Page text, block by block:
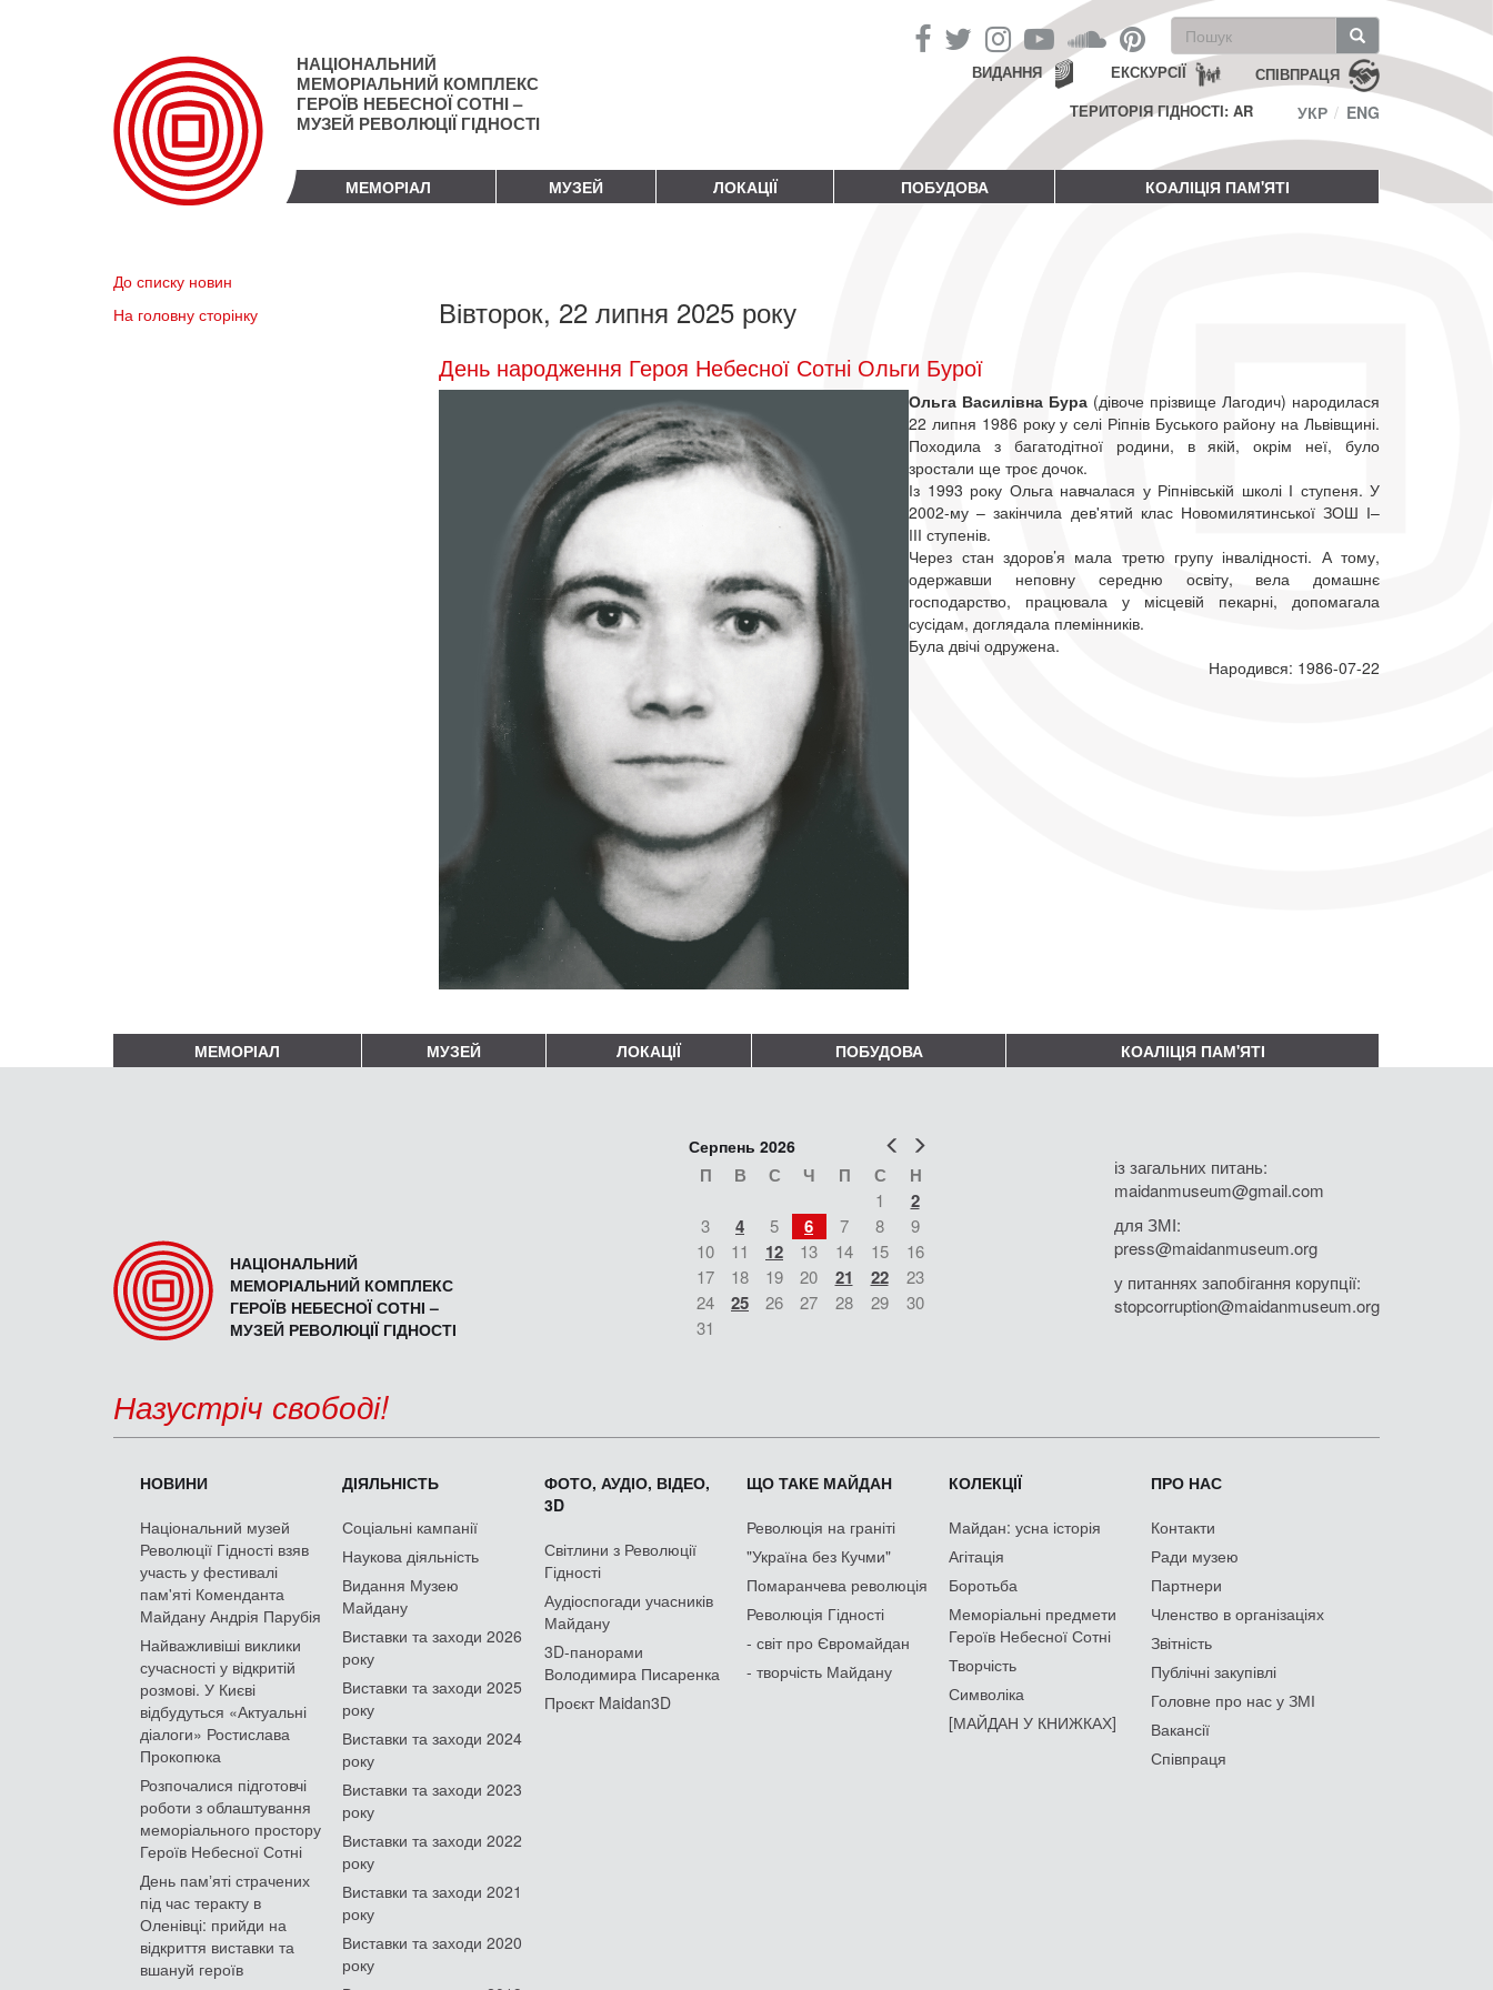
НАЦІОНАЛЬНИЙ
МЕМОРІАЛЬНИЙ КОМПЛЕКС
ГЕРОЇВ НЕБЕСНОЇ СОТНІ –
МУЗЕЙ РЕВОЛЮЦІЇ ГІДНОСТІ
Пошукова
форма
Пошук СПІВПРАЦЯ
ЕКСКУРСІЇ
ВИДАННЯ
ТЕРИТОРІЯ ГІДНОСТІ: AR
УКР ENG
МЕМОРІАЛ МУЗЕЙ ЛОКАЦІЇ ПОБУДОВА КОАЛІЦІЯ ПАМ'ЯТІ
До списку новин
На головну сторінку
Вівторок, 22 липня 2025 року
День народження Героя Небесної Сотні Ольги Бурої
Ольга Василівна Бура (дівоче прізвище Лагодич) народилася
22 липня 1986 року у селі Ріпнів Буського району на Львівщині.
Походила з багатодітної родини, в якій, окрім неї, було
зростали ще троє дочок.
Із 1993 року Ольга навчалася у Ріпнівській школі І ступеня. У
2002-му – закінчила дев'ятий клас Новомилятинської ЗОШ І–
ІІІ ступенів.
Через стан здоров’я мала третю групу інвалідності. А тому,
одержавши неповну середню освіту, вела домашнє
господарство, працювала у місцевій пекарні, допомагала
сусідам, доглядала племінників.
Була двічі одружена.
Народився: 1986-07-22
МЕМОРІАЛ МУЗЕЙ ЛОКАЦІЇ ПОБУДОВА КОАЛІЦІЯ ПАМ'ЯТІ
НАЦІОНАЛЬНИЙ
МЕМОРІАЛЬНИЙ КОМПЛЕКС
ГЕРОЇВ НЕБЕСНОЇ СОТНІ –
МУЗЕЙ РЕВОЛЮЦІЇ ГІДНОСТІ
Попер
Серпень 2026
П В С Ч П С Н
1 2
3 4 5 6 7 8
9
10
11 12 13 14 15
16
17
18 19 20 21 22
23
24
25 26 27 28 29
30
31
із загальних питань:
maidanmuseum@gmail.com
для ЗМІ:
press@maidanmuseum.org
у питаннях запобігання корупції:
stopcorruption@maidanmuseum.org
Назустріч свободі!
НОВИНИ
Національний музей
Революції Гідності взяв
участь у фестивалі
пам'яті Коменданта
Майдану Андрія Парубія
Найважливіші виклики
сучасності у відкритій
розмові. У Києві
відбудуться «Актуальні
діалоги» Ростислава
Прокопюка
Розпочалися підготовчі
роботи з облаштування
меморіального простору
Героїв Небесної Сотні
День памʼяті страчених
під час теракту в
Оленівці: прийди на
відкриття виставки та
вшануй героїв
ДІЯЛЬНІСТЬ
Соціальні кампанії
Наукова діяльність
Видання Музею
Майдану
Виставки та заходи 2026
року
Виставки та заходи 2025
року
Виставки та заходи 2024
року
Виставки та заходи 2023
року
Виставки та заходи 2022
року
Виставки та заходи 2021
року
Виставки та заходи 2020
року
ФОТО, АУДІО, ВІДЕО,
3D
Світлини з Революції
Гідності
Аудіоспогади учасників
Майдану
3D-панорами
Володимира Писаренка
Проєкт Maidan3D
ЩО ТАКЕ МАЙДАН
Революція на граніті
"Україна без Кучми"
Помаранчева революція
Революція Гідності
- світ про Євромайдан
- творчість Майдану
КОЛЕКЦІЇ
Майдан: усна історія
Агітація
Боротьба
Меморіальні предмети
Героїв Небесної Сотні
Творчість
Символіка
[МАЙДАН У КНИЖКАХ]
ПРО НАС
Контакти
Ради музею
Партнери
Членство в організаціях
Звітність
Публічні закупівлі
Головне про нас у ЗМІ
Вакансії
Співпраця